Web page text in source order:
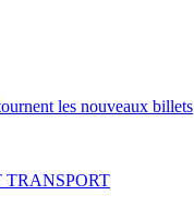
les nouveaux billets